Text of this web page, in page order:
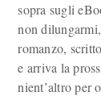
sopra sugli
non
romanzo,
e arriva la
nient’altro per